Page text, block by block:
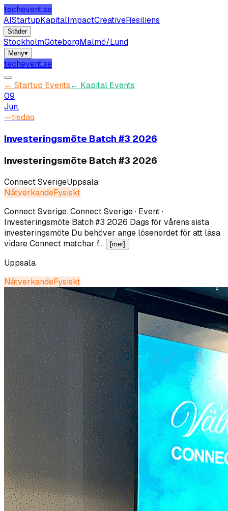
techevent.se
AIStartupKapitalImpactCreativeResiliens
Städer
StockholmGöteborgMalmö/Lund
Meny▾
techevent.se
← Startup Events← Kapital Events
09
Jun.
—tisdag
Investeringsmöte Batch #3 2026
Investeringsmöte Batch #3 2026
Connect SverigeUppsala
NätverkandeFysiskt
Connect Sverige.Connect Sverige · Event ·
Investeringsmöte Batch #3 2026 Dags för vårens sista
investeringsmöte Du behöver ange lösenordet för att läsa
vidare Connect matchar f…
[mer]
Uppsala
NätverkandeFysiskt